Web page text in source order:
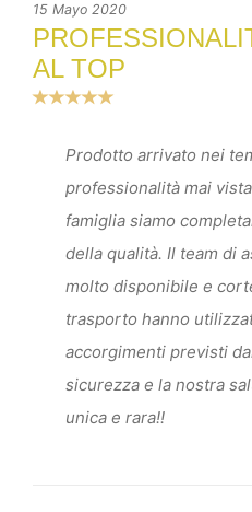
15 Mayo 2020
AL TOP
Prodotto arrivato nei
professionalità mai
famiglia siamo
della qualità. Il team di
molto disponibile e
trasporto hanno
accorgimenti previsti
sicurezza e la nostra
unica e rara!!